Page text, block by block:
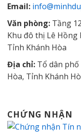
Email:
Văn phòng: Tầng
Khu đô thị Lê
Tỉnh Khánh Hòa
Địa chỉ: Tổ dân
Hòa, Tỉnh Khánh
CHỨNG NHẬN